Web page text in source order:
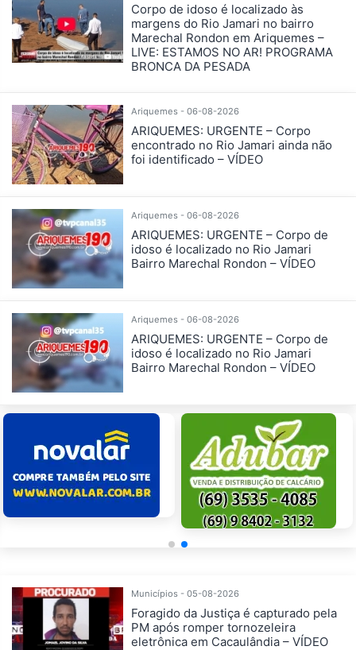
Corpo de idoso é localizado às
margens do Rio Jamari no bairro
Marechal Rondon em Ariquemes –
LIVE: ESTAMOS NO AR! PROGRAMA
BRONCA DA PESADA
Ariquemes - 06-08-2026
ARIQUEMES: URGENTE – Corpo
encontrado no Rio Jamari ainda não
foi identificado – VÍDEO
Ariquemes - 06-08-2026
ARIQUEMES: URGENTE – Corpo de
idoso é localizado no Rio Jamari
Bairro Marechal Rondon – VÍDEO
Ariquemes - 06-08-2026
ARIQUEMES: URGENTE – Corpo de
idoso é localizado no Rio Jamari
Bairro Marechal Rondon – VÍDEO
Municípios - 05-08-2026
Foragido da Justiça é capturado pela
PM após romper tornozeleira
eletrônica em Cacaulândia – VÍDEO